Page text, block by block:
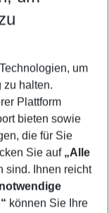
um
zu halten.
Plattform
bieten sowie
die für Sie
Sie auf „Alle
sind. Ihnen reicht
können Sie Ihre